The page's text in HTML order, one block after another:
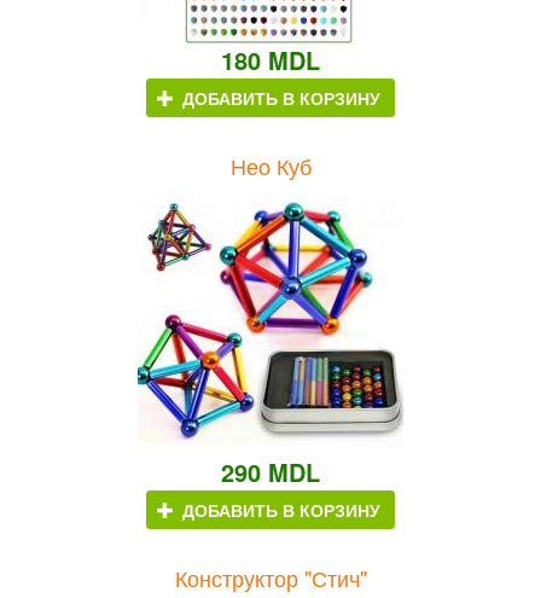
180 MDL
ДОБАВИТЬ В КОРЗИНУ
Нео Куб
290 MDL
ДОБАВИТЬ В КОРЗИНУ
Конструктор "Стич"